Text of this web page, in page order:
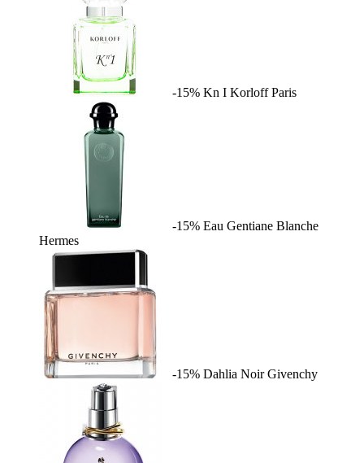
-15% Kn I Korloff Paris
-15% Eau Gentiane Blanche
Hermes
-15% Dahlia Noir Givenchy